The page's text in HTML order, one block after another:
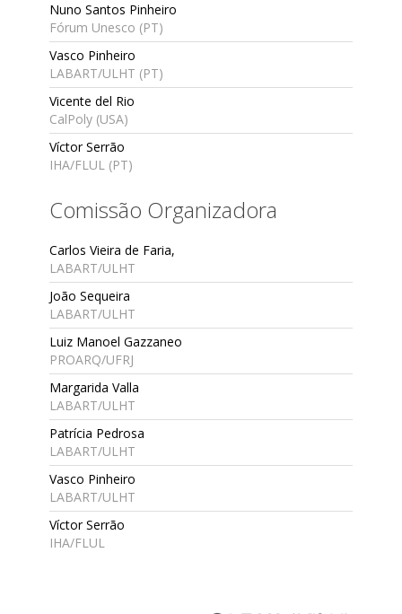
Nuno Santos Pinheiro
Fórum Unesco (PT)
Vasco Pinheiro
LABART/ULHT (PT)
Vicente del Rio
CalPoly (USA)
Víctor Serrão
IHA/FLUL (PT)
Comissão Organizadora
Carlos Vieira de Faria,
LABART/ULHT
João Sequeira
LABART/ULHT
Luiz Manoel Gazzaneo
PROARQ/UFRJ
Margarida Valla
LABART/ULHT
Patrícia Pedrosa
LABART/ULHT
Vasco Pinheiro
LABART/ULHT
Víctor Serrão
IHA/FLUL